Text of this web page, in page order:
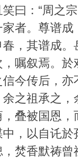
曰：“周之
者。尊谱
，其谱成
嘱叙焉。
今传后，
之祖承之
叠被国恩
，以自讬
焚香默祷